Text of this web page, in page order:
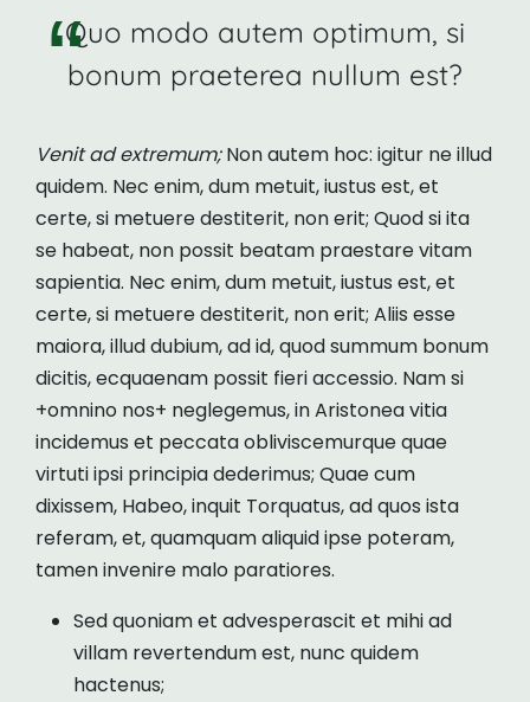
Quo modo autem optimum, si
bonum praeterea nullum est?
Venit ad extremum;Non autem hoc: igitur ne illud
quidem. Nec enim, dum metuit, iustus est, et
certe, si metuere destiterit, non erit; Quod si ita
se habeat, non possit beatam praestare vitam
sapientia. Nec enim, dum metuit, iustus est, et
certe, si metuere destiterit, non erit; Aliis esse
maiora, illud dubium, ad id, quod summum bonum
dicitis, ecquaenam possit fieri accessio. Nam si
+omnino nos+ neglegemus, in Aristonea vitia
incidemus et peccata obliviscemurque quae
virtuti ipsi principia dederimus; Quae cum
dixissem, Habeo, inquit Torquatus, ad quos ista
referam, et, quamquam aliquid ipse poteram,
tamen invenire malo paratiores.
Sed quoniam et advesperascit et mihi ad
villam revertendum est, nunc quidem
hactenus;